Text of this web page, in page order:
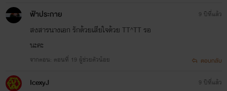
ฟ้าประกาย
สงสารนางเอก รักด้วยเสียใจด้วย TT^TT รอ
นะคะ
จากตอน: ตอนที่ 19 ผู้ช่วยตัวน้อย
9 ปีที่แล้ว
ตอบกลับ
IcexyJ 9 ปีที่แล้ว